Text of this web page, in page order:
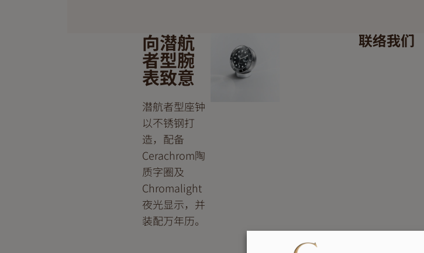
向潜航
者型腕
表致意
潜航者型座钟
以不锈钢打
造，配备
Cerachrom陶
质字圈及
Chromalight
夜光显示，并
装配万年历。
联络我们